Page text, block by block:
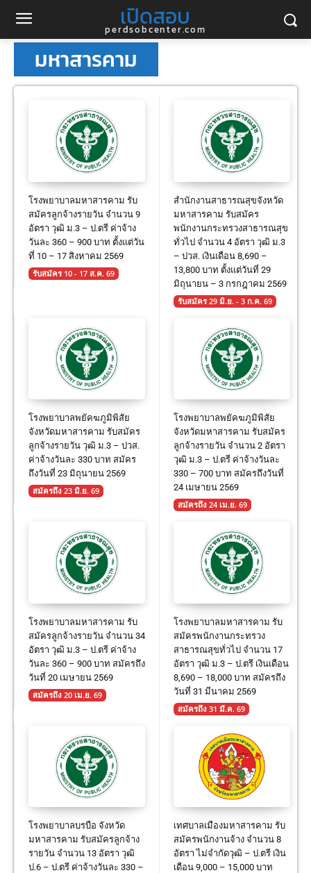
เปิดสอบ
perdsobcenter.com
มหาสารคาม
โรงพยาบาลมหาสารคาม รับ
สมัครลูกจ้างรายวัน จำนวน 9
อัตรา วุฒิ ม.3 – ป.ตรี ค่าจ้าง
วันละ 360 – 900 บาท ตั้งแต่วัน
ที่ 10 – 17 สิงหาคม 2569
รับสมัคร 10 - 17 ส.ค. 69
สำนักงานสาธารณสุขจังหวัด
มหาสารคาม รับสมัคร
พนักงานกระทรวงสาธารณสุข
ทั่วไป จำนวน 4 อัตรา วุฒิ ม.3
– ปวส. เงินเดือน 8,690 –
13,800 บาท ตั้งแต่วันที่ 29
มิถุนายน – 3 กรกฎาคม 2569
รับสมัคร 29 มิ.ย. - 3 ก.ค. 69
โรงพยาบาลพยัคฆภูมิพิสัย
จังหวัดมหาสารคาม รับสมัคร
ลูกจ้างรายวัน วุฒิ ม.3 – ปวส.
ค่าจ้างวันละ 330 บาท สมัคร
ถึงวันที่ 23 มิถุนายน 2569
สมัครถึง 23 มิ.ย. 69
โรงพยาบาลพยัคฆภูมิพิสัย
จังหวัดมหาสารคาม รับสมัคร
ลูกจ้างรายวัน จำนวน 2 อัตรา
วุฒิ ม.3 – ป.ตรี ค่าจ้างวันละ
330 – 700 บาท สมัครถึงวันที่
24 เมษายน 2569
สมัครถึง 24 เม.ย. 69
โรงพยาบาลมหาสารคาม รับ
สมัครลูกจ้างรายวัน จำนวน 34
อัตรา วุฒิ ม.3 – ป.ตรี ค่าจ้าง
วันละ 360 – 900 บาท สมัครถึง
วันที่ 20 เมษายน 2569
สมัครถึง 20 เม.ย. 69
โรงพยาบาลมหาสารคาม รับ
สมัครพนักงานกระทรวง
สาธารณสุขทั่วไป จำนวน 17
อัตรา วุฒิ ม.3 – ป.ตรี เงินเดือน
8,690 – 18,000 บาท สมัครถึง
วันที่ 31 มีนาคม 2569
สมัครถึง 31 มี.ค. 69
โรงพยาบาลบรบือ จังหวัด
มหาสารคาม รับสมัครลูกจ้าง
รายวัน จำนวน 13 อัตรา วุฒิ
ป.6 – ป.ตรี ค่าจ้างวันละ 330 –
เทศบาลเมืองมหาสารคาม รับ
สมัครพนักงานจ้าง จำนวน 8
อัตรา ไม่จำกัดวุฒิ – ป.ตรี เงิน
เดือน 9,000 – 15,000 บาท